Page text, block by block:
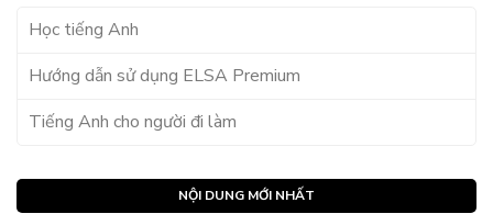
Học tiếng Anh
Hướng dẫn sử dụng ELSA Premium
Tiếng Anh cho người đi làm
NỘI DUNG MỚI NHẤT